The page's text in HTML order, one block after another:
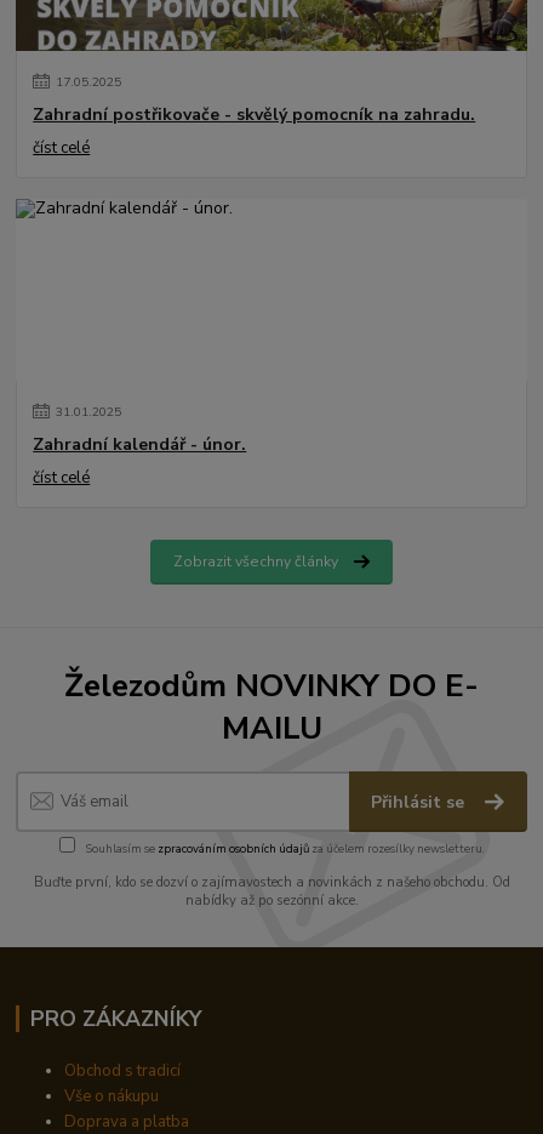
17.05.2025
Zahradní postřikovače - skvělý pomocník na zahradu.
číst celé
31.01.2025
Zahradní kalendář - únor.
číst celé
Zobrazit všechny články
Železodům NOVINKY DO E-
MAILU
Přihlásit se
Souhlasím se zpracováním osobních údajůza účelem rozesílky newsletteru.
Buďte první, kdo se dozví o zajímavostech a novinkách z našeho obchodu. Od
nabídky až po sezónní akce.
PRO ZÁKAZNÍKY
Obchod s tradicí
Vše o nákupu
Doprava a platba